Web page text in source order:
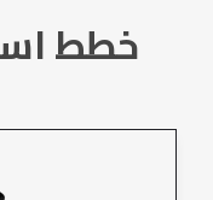
خطط